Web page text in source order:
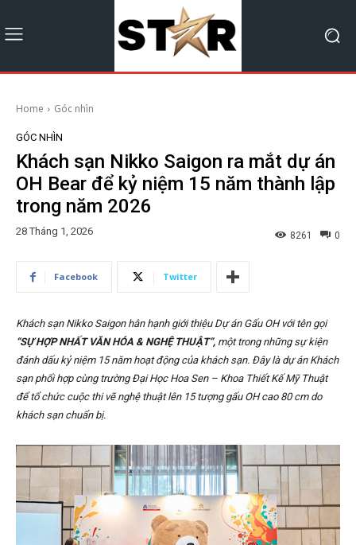
Home Góc nhìn
GÓC NHÌN
Khách sạn Nikko Saigon ra mắt dự án
OH Bear để kỷ niệm 15 năm thành lập
trong năm 2026
28 Tháng 1, 2026 0
8261
Facebook Twitter
Khách sạn Nikko Saigon hân hạnh giới thiệu Dự án Gấu OH với tên gọi
“SỰ HỢP NHẤT VĂN HÓA & NGHỆ THUẬT”, một trong những sự kiện
đánh dấu kỷ niệm 15 năm hoạt động của khách sạn. Đây là dự án Khách
sạn phối hợp cùng trường Đại Học Hoa Sen – Khoa Thiết Kế Mỹ Thuật
để tổ chức cuộc thi vẽ nghệ thuật lên 15 tượng gấu OH cao 80 cm do
khách sạn chuẩn bị.